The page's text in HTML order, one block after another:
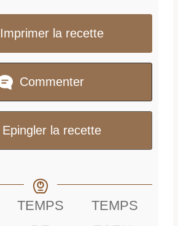
Imprimer la recette
Commenter
Epingler la recette
TEMPS
TEMPS